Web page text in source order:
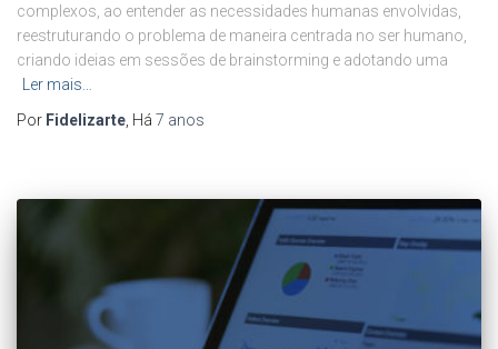
complexos, ao entender as necessidades humanas envolvidas,
reestruturando o problema de maneira centrada no ser humano,
criando ideias em sessões de brainstorming e adotando uma
Ler mais…
Por Fidelizarte , Há 7 anos